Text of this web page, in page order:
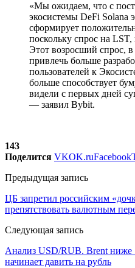
«Мы ожидаем, что с
экосистемы DeFi Solana
сформирует
поскольку спрос на LST,
Этот возросший спрос,
привлечь больше
пользователей к
больше способствует
видели с первых дней
— заявил Bybit.
143
Поделится VKOK.ruFacebook
Предыдущая запись
ЦБ запретил российским
препятствовать валютным
Следующая запись
Анализ USD/RUB. Brent ниже
начинает давить на рубль